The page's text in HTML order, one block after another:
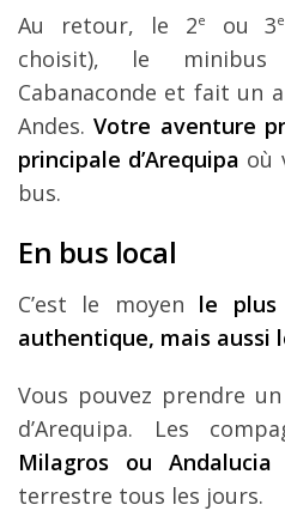
Au retour, le 2e ou 3e
choisit), le
Cabanaconde et fait un
Andes.Votre aventure
principale d’Arequipa où
bus.
En bus local
C’est le moyen le plus
authentique, mais aussi
Vous pouvez prendre
d’Arequipa. Les
Milagros ou Andalucia
terrestre tous les jours.